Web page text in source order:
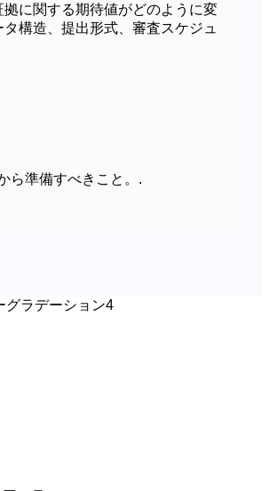
拠に関する期待値がどのように変
構造、提出形式、審査スケジュ
ら準備すべきこと。.